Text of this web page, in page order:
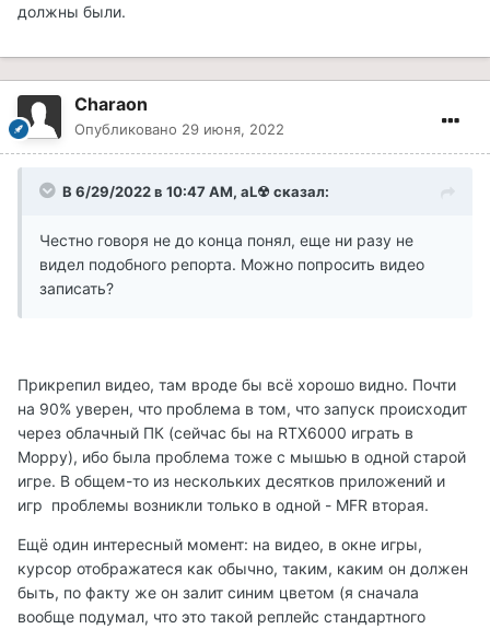
должны были.
Charaon
Опубликовано 29 июня, 2022
В 6/29/2022 в 10:47 AM, aL☢ сказал:
Честно говоря не до конца понял, еще ни разу не
видел подобного репорта. Можно попросить видео
записать?
Прикрепил видео, там вроде бы всё хорошо видно. Почти
на 90% уверен, что проблема в том, что запуск происходит
через облачный ПК (сейчас бы на RTX6000 играть в
Морру), ибо была проблема тоже с мышью в одной старой
игре. В общем-то из нескольких десятков приложений и
игр проблемы возникли только в одной - MFR вторая.
Ещё один интересный момент: на видео, в окне игры,
курсор отображатеся как обычно, таким, каким он должен
быть, по факту же он залит синим цветом (я сначала
вообще подумал, что это такой реплейс стандартного